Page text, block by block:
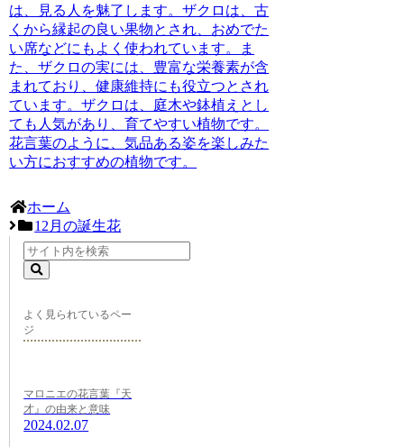
は、見る人を魅了します。ザクロは、古
くから縁起の良い果物とされ、おめでた
い席などにもよく使われています。ま
た、ザクロの実には、豊富な栄養素が含
まれており、健康維持にも役立つとされ
ています。ザクロは、庭木や鉢植えとし
ても人気があり、育てやすい植物です。
花言葉のように、気品ある姿を楽しみた
い方におすすめの植物です。
ホーム
12月の誕生花
よく見られているペー
ジ
マロニエの花言葉『天
才』の由来と意味
2024.02.07